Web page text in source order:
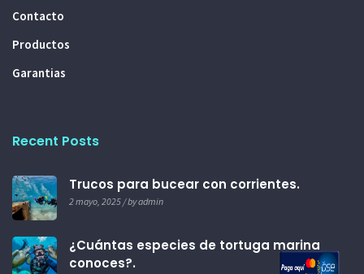
Contacto
Productos
Garantias
Recent Posts
Trucos para bucear con corrientes.
2 mayo, 2025 / by admin
¿Cuántas especies de tortuga marina
conoces?.